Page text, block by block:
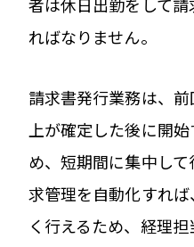
ればなりません。
請求書発行業務は、
上が確定した後に開
め、短期間に集中し
求管理を自動化すれ
く行えるため、経理